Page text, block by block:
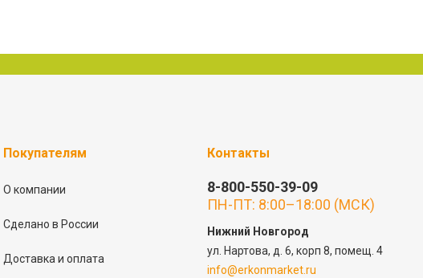
Покупателям
О компании
Сделано в России
Доставка и оплата
Контакты
8-800-550-39-09
ПН-ПТ: 8:00–18:00 (МСК)
Нижний Новгород
ул. Нартова, д. 6, корп 8, помещ. 4
info@erkonmarket.ru